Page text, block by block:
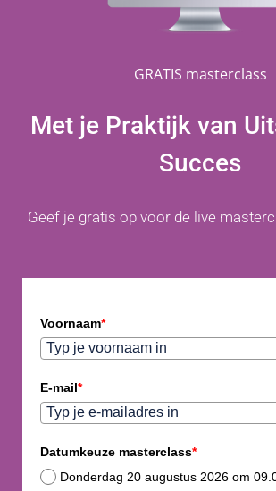
GRATIS masterclass
Met je Praktijk van
Succes
Geef je gratis op voor de live
Voornaam*
E-mail*
Datumkeuze masterclass*
Donderdag 20 augustus 2026 om